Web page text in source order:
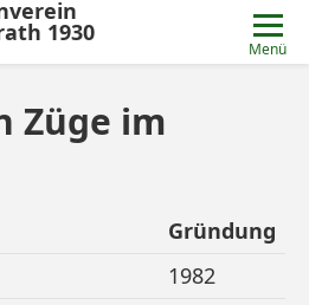
1930
Menü
Züge im
Gründung
1982